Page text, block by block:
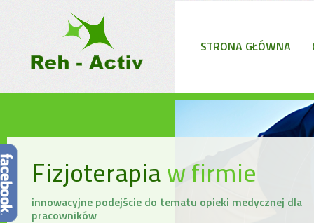
STRONA GŁÓWNA
Fizjoterapia w firmie
innowacyjne podejście do tematu opieki medycznej dla
pracowników